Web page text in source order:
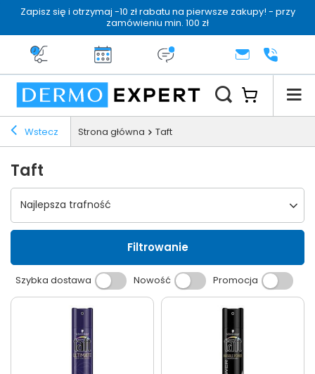
Zapisz się i otrzymaj -10 zł rabatu na pierwsze zakupy! - przy
zamówieniu min. 100 zł
Darmowa dostawa od 199 zł
14 dni na zwrotDermo konsultacjaKONTAKT+48 222
Wstecz Strona główna Taft
Taft
Wybierz sortowanie
Najlepsza trafność
Filtrowanie
Szybka dostawa Nowość Promocja